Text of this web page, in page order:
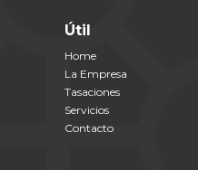
Útil
Home
La Empresa
Tasaciones
Servicios
Contacto